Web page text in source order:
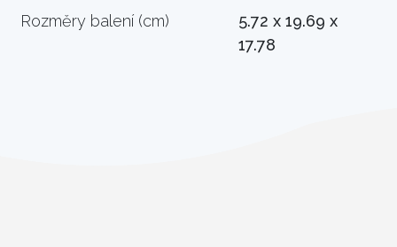
Rozměry balení (cm)
5.72 x 19.69 x
17.78